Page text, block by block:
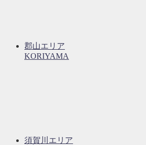
郡山エリア
KORIYAMA
須賀川エリア